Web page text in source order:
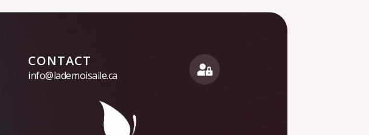
CONTACT
info@lademoisaile.ca